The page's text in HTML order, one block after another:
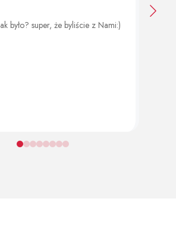
było? super, że byliście z Nami:)
2026-